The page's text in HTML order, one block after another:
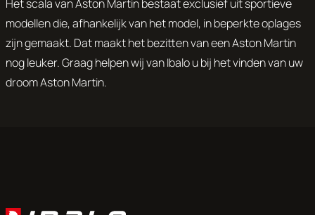
Het scala van Aston Martin bestaat exclusief uit sportieve
modellen die, afhankelijk van het model, in beperkte oplages
zijn gemaakt. Dat maakt het bezitten van een Aston Martin
nog leuker. Graag helpen wij van Ibalo u bij het vinden van uw
droom Aston Martin.